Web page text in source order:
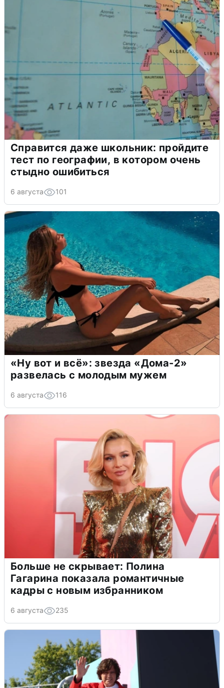
Справится даже школьник: пройдите
тест по географии, в котором очень
стыдно ошибиться
6 августа 101
«Ну вот и всё»: звезда «Дома-2»
развелась с молодым мужем
6 августа 116
Больше не скрывает: Полина
Гагарина показала романтичные
кадры с новым избранником
6 августа 235